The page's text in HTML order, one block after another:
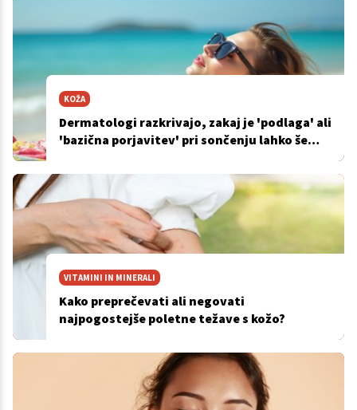
KOŽA
Dermatologi razkrivajo, zakaj je 'podlaga' ali
'bazična porjavitev' pri sončenju lahko še
VITAMINI IN MINERALI
Kako preprečevati ali negovati
najpogostejše poletne težave s kožo?